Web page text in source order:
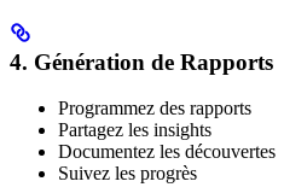
4. Génération de Rapports
Programmez des rapports
Partagez les insights
Documentez les découvertes
Suivez les progrès